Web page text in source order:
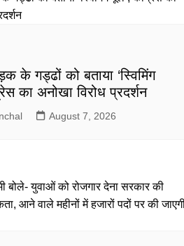
के गड्ढों को बताया ‘स्विमिंग
का अनोखा विरोध प्रदर्शन
August 7, 2026